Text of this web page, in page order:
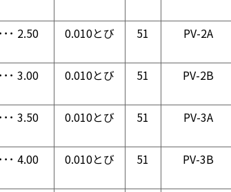
･ 2.50 0.010とび 51 PV-2A
･ 3.00 0.010とび 51 PV-2B
･ 3.50 0.010とび 51 PV-3A
･ 4.00 0.010とび 51 PV-3B